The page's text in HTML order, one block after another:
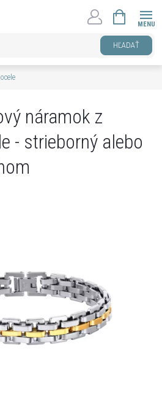
HĽADAŤ
KOŠÍK
náramok z
- strieborný alebo